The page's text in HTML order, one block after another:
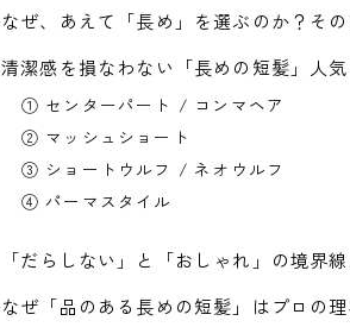
なぜ、あえて「長め」を選ぶのか？そ
清潔感を損なわない「長めの短髪」人
① センターパート / コンマヘア
② マッシュショート
③ ショートウルフ / ネオウルフ
④ パーマスタイル
「だらしない」と「おしゃれ」の境界
なぜ「品のある長めの短髪」はプロの